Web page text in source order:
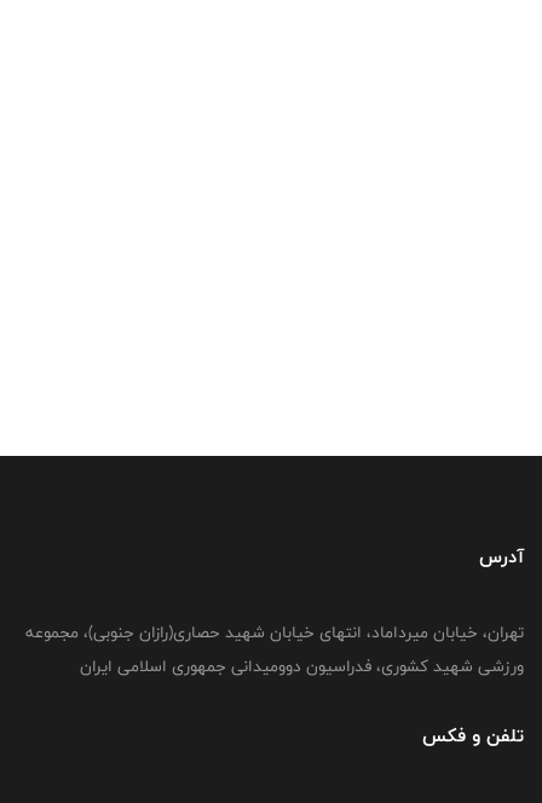
آدرس
تهران، خیابان میرداماد، انتهای خیابان شهید حصاری(رازان جنوبی)، مجموعه
ورزشی شهید کشوری، فدراسیون دوومیدانی جمهوری اسلامی ایران
تلفن و فکس